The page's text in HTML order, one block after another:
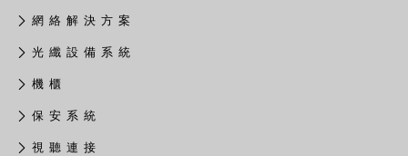
網 絡 解 決 方 案
光 纖 設 備 系 統
機 櫃
保 安 系 統
視 聽 連 接